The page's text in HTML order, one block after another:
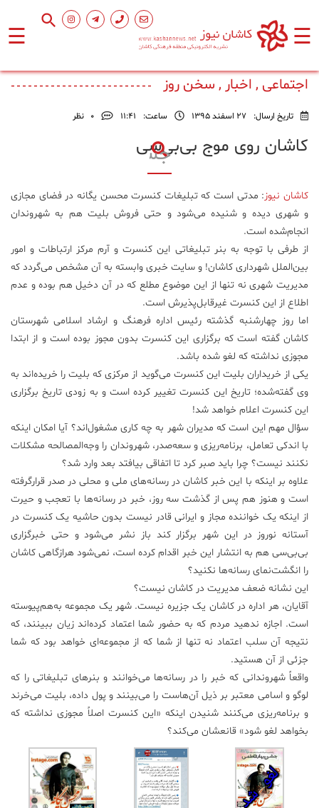
☰ ☰
اصلی
هنر
ورزشی
محیط
زیست
علم
و
فناوری
عکس
پادکست
مجله
فرهنگی
و
هنری
اجتماعی , اخبار , سخن روز
تاریخ ارسال: 27 اسفند 1395 ساعت: ۱۱:۴۱ 0 نظر
کاشان روی موج بی‌بی‌سی
کاشان نیوز : مدتی است که تبلیغات کنسرت محسن یگانه در فضای مجازی
و شهری دیده و شنیده می‌شود و حتی فروش بلیت هم به شهروندان
انجام‌شده است.
از طرفی با توجه به بنر تبلیغاتی این کنسرت و آرم مرکز ارتباطات و امور
بین‌الملل شهرداری کاشان! و سایت خبری وابسته به آن مشخص می‌گردد که
مدیریت شهری نه تنها از این موضوع مطلع که در آن دخیل هم بوده و عدم
اطلاع از این کنسرت غیرقابل‌پذیرش است.
اما روز چهارشنبه گذشته رئیس اداره فرهنگ و ارشاد اسلامی شهرستان
کاشان گفته است که برگزاری این کنسرت بدون مجوز بوده است و از ابتدا
مجوزی نداشته که لغو شده باشد.
یکی از خریداران بلیت این کنسرت می‌گوید از مرکزی که بلیت را خریده‌اند به
وی گفته‌شده؛ تاریخ این کنسرت تغییر کرده است و به زودی تاریخ برگزاری
این کنسرت اعلام خواهد شد!
سؤال مهم این است که مدیران شهر به چه کاری مشغول‌اند؟ آیا امکان اینکه
با اندکی تعامل، برنامه‌ریزی و سعه‌صدر، شهروندان را وجه‌المصالحه مشکلات
نکنند نیست؟ چرا باید صبر کرد تا اتفاقی بیافتد بعد وارد شد؟
علاوه بر اینکه با این خبر کاشان در رسانه‌های ملی و محلی در صدر قرارگرفته
است و هنوز هم پس از گذشت سه روز، خبر در رسانه‌ها با تعجب و حیرت
از اینکه یک خواننده مجاز و ایرانی قادر نیست بدون حاشیه یک کنسرت در
آستانه نوروز در این شهر برگزار کند باز نشر می‌شود و حتی خبرگزاری
بی‌بی‌سی هم به انتشار این خبر اقدام کرده است، نمی‌شود هرازگاهی کاشان
را انگشت‌نمای رسانه‌ها نکنید؟
این نشانه ضعف مدیریت در کاشان نیست؟
آقایان، هر اداره در کاشان یک جزیره نیست. شهر یک مجموعه به‌هم‌پیوسته
است. اجازه ندهید مردم که به حضور شما اعتماد کرده‌اند زیان ببینند، که
نتیجه آن سلب اعتماد نه تنها از شما که از مجموعه‌ای خواهد بود که شما
جزئی از آن هستید.
واقعاً شهروندانی که خبر را در رسانه‌ها می‌خوانند و بنرهای تبلیغاتی را که
لوگو و اسامی معتبر بر ذیل آن‌هاست را می‌بینند و پول داده، بلیت می‌خرند
و برنامه‌ریزی می‌کنند شنیدن اینکه «این کنسرت اصلاً مجوزی نداشته که
بخواهد لغو شود» قانعشان می‌کند؟